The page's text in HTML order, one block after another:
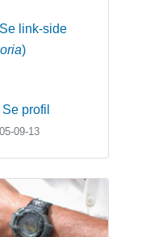
Se link-side
)
Se profil
09-13